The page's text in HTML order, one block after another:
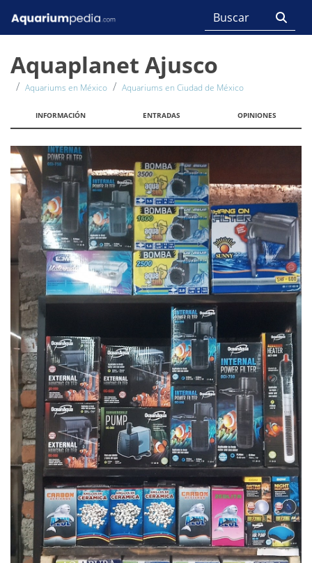
Aquaplanet Ajusco
Aquariums en México Aquariums en Ciudad de México
INFORMACIÓN ENTRADAS OPINIONES